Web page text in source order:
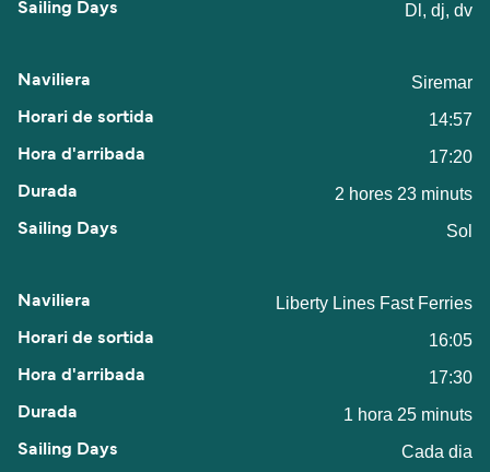
Dl, dj, dv
Siremar
14:57
17:20
2 hores 23 minuts
Sol
Liberty Lines Fast Ferries
16:05
17:30
1 hora 25 minuts
Cada dia